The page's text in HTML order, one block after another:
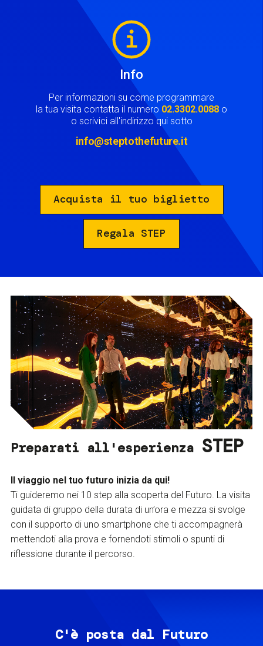
Info
Per informazioni su come programmare
la tua visita contatta il numero 02.3302.0088 o
o scrivici all'indirizzo qui sotto
info@steptothefuture.it
Acquista il tuo biglietto
Regala STEP
Preparati all'esperienza STEP
Il viaggio nel tuo futuro inizia da qui!
Ti guideremo nei 10 step alla scoperta del Futuro. La visita
guidata di gruppo della durata di un’ora e mezza si svolge
con il supporto di uno smartphone che ti accompagnerà
mettendoti alla prova e fornendoti stimoli o spunti di
riflessione durante il percorso.
C'è posta dal Futuro